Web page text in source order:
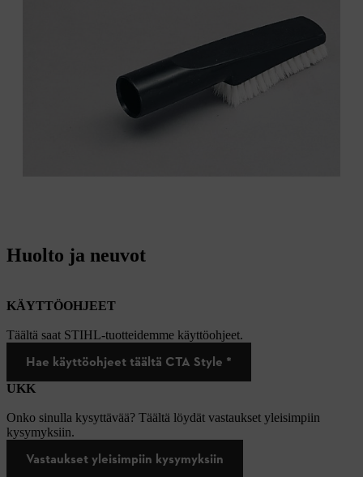
Huolto ja neuvot
KÄYTTÖOHJEET
Täältä saat STIHL-tuotteidemme käyttöohjeet.
Hae käyttöohjeet täältä CTA Style *
UKK
Onko sinulla kysyttävää? Täältä löydät vastaukset yleisimpiin
kysymyksiin.
Vastaukset yleisimpiin kysymyksiin